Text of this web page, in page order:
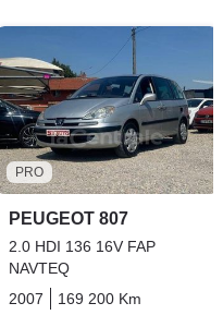
Diesel
PRO
PEUGEOT 807
2.0 HDI 136 16V FAP
NAVTEQ
2007
169 200 Km